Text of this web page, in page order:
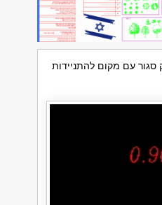
סגור עם מקום להתניידות